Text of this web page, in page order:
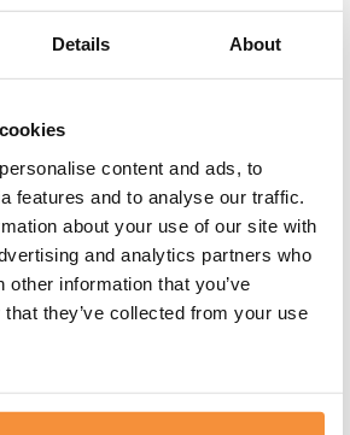
Details About
content and ads, to
features and to analyse our traffic.
about your use of our site with
and analytics partners who
other information that you’ve
they’ve collected from your use
zover. We mochten deze bijzondere